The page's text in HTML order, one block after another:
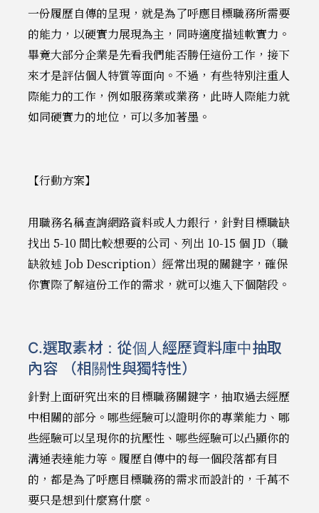
一份履歷自傳的呈現，就是為了呼應目標職務所需要
的能力，以硬實力展現為主，同時適度描述軟實力。
畢竟大部分企業是先看我們能否勝任這份工作，接下
來才是評估個人特質等面向。不過，有些特別注重人
際能力的工作，例如服務業或業務，此時人際能力就
如同硬實力的地位，可以多加著墨。
【行動方案】
用職務名稱查詢網路資料或人力銀行，針對目標職缺
找出 5-10 間比較想要的公司、列出 10-15 個 JD（職
缺敘述 Job Description）經常出現的關鍵字，確保
你實際了解這份工作的需求，就可以進入下個階段。
C.選取素材：從個人經歷資料庫中抽取
內容 （相關性與獨特性）
針對上面研究出來的目標職務關鍵字，抽取過去經歷
中相關的部分。哪些經驗可以證明你的專業能力、哪
些經驗可以呈現你的抗壓性、哪些經驗可以凸顯你的
溝通表達能力等。履歷自傳中的每一個段落都有目
的，都是為了呼應目標職務的需求而設計的，千萬不
要只是想到什麼寫什麼。